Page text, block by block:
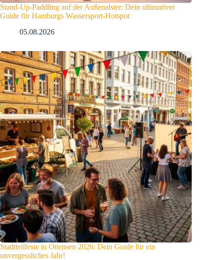
Stand-Up-Paddling auf der Außenalster: Dein ultimativer
Guide für Hamburgs Wassersport-Hotspot
05.08.2026
Stadtteilfeste in Ottensen 2026: Dein Guide für ein
unvergessliches Jahr!